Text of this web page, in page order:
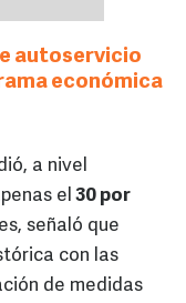
autoservicio
económica
a nivel
el 30 por
señaló que
con las
de medidas